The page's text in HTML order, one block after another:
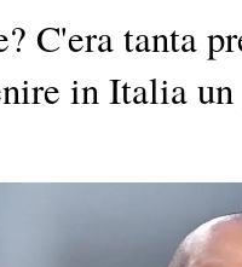
C'era tanta
in Italia un